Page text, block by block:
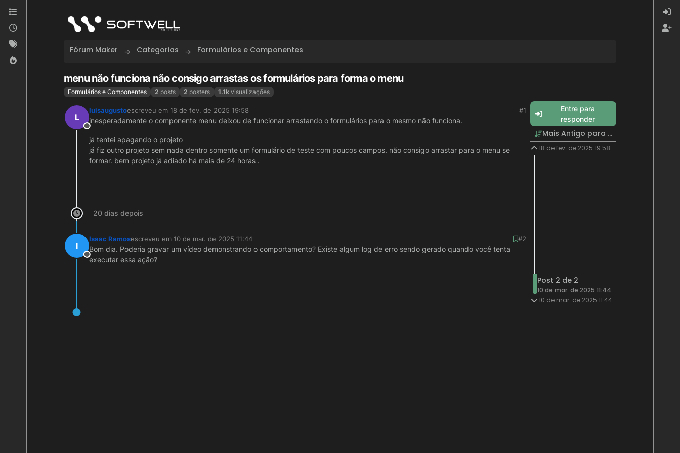
Skip to content
Fórum Maker Categorias Formulários e Componentes
menu não funciona não consigo arrastas os formulários para forma o menu
Formulários e Componentes 2 posts 2 posters 1.1k visualizações
L
Offline
luisaugustoescreveu em 18 de fev. de 2025 19:58
última edição por
#1
inesperadamente o componente menu deixou de funcionar arrastando o formulários para o mesmo não funciona.
já tentei apagando o projeto
já fiz outro projeto sem nada dentro somente um formulário de teste com poucos campos. não consigo arrastar para o menu se
formar. bem projeto já adiado há mais de 24 horas .
20 dias depois
I
Offline
Isaac Ramosescreveu em 10 de mar. de 2025 11:44
última edição por
#2
Bom dia. Poderia gravar um vídeo demonstrando o comportamento? Existe algum log de erro sendo gerado quando você tenta
executar essa ação?
Entre para
responder
Mais Antigo para Mais Recente
18 de fev. de 2025 19:58
Post 2 de 2
10 de mar. de 2025 11:44
10 de mar. de 2025 11:44